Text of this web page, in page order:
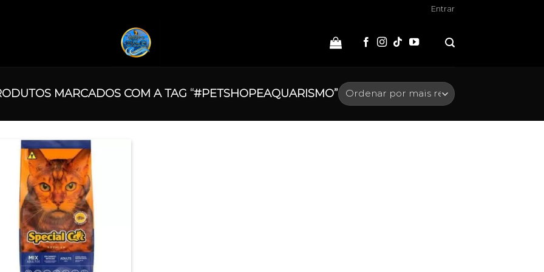
Entrar
MARCADOS COM A TAG “#PETSHOPEAQUARISMO”